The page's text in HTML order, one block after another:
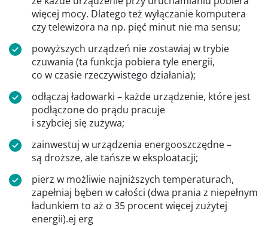
więcej mocy. Dlatego też wyłączanie komputera
czy telewizora na np. pięć minut nie ma sensu;
powyższych urządzeń nie zostawiaj w trybie
czuwania (ta funkcja pobiera tyle energii,
co w czasie rzeczywistego działania);
odłączaj ładowarki – każde urządzenie, które jest
podłączone do prądu pracuje
i szybciej się zużywa;
zainwestuj w urządzenia energooszczędne –
są droższe, ale tańsze w eksploatacji;
pierz w możliwie najniższych temperaturach,
zapełniaj bęben w całości (dwa prania z niepełnym
ładunkiem to aż o 35 procent więcej zużytej
energii).ej erg